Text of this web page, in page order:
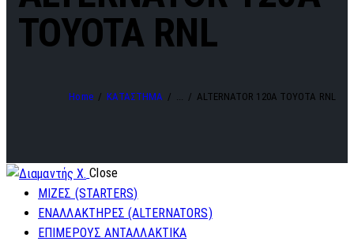
TOYOTA RNL
Home ΚΑΤΑΣΤΗΜΑ ALTERNATOR 120A TOYOTA RNL
Close
ΜΙΖΕΣ (STARTERS)
ΕΝΑΛΛΑΚΤΗΡΕΣ (ALTERNATORS)
ΕΠΙΜΕΡΟΥΣ ΑΝΤΑΛΛΑΚΤΙΚΑ